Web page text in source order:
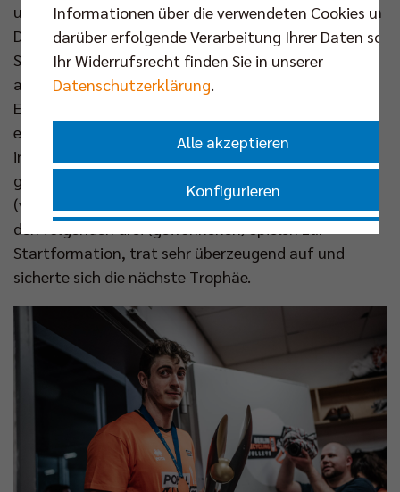
und Modena (beide Italien), sein erster Titelgewinn in
Deutschland, „das war mir sehr wichtig“. Obwohl die
Saison vorher wegen einer Gehirnerschütterung alles
andere als optimal für ihn verlaufen war: In diesem
Endspiel war Krick voll auf der Höhe, spielte von der
ersten bis zur letzten Minute. So wie Wochen später
in der Finalserie um die Deutsche Meisterschaft
gegen Friedrichshafen. In den ersten beiden
(verlorenen) Partien nur eingewechselt, gehörte er in
den folgenden drei (gewonnenen) Spielen zur
Startformation, trat sehr überzeugend auf und
sicherte sich die nächste Trophäe.
Informationen über die verwendeten Cookies und
darüber erfolgende Verarbeitung Ihrer Daten
Ihr Widerrufsrecht finden Sie in unserer
Datenschutzerklärung.
Alle akzeptieren
Konfigurieren
Nur essenzielle Cookies akzeptieren